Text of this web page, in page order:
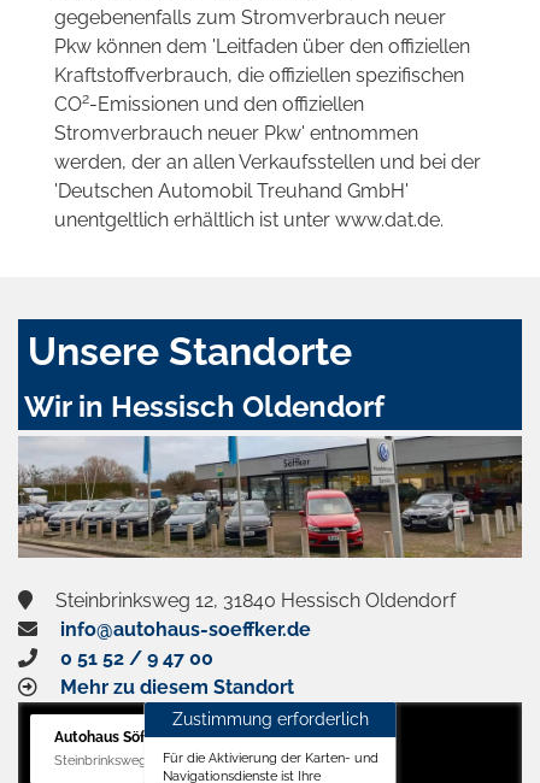
gegebenenfalls zum Stromverbrauch neuer
Pkw können dem 'Leitfaden über den offiziellen
Kraftstoffverbrauch, die offiziellen spezifischen
CO2-Emissionen und den offiziellen
Stromverbrauch neuer Pkw' entnommen
werden, der an allen Verkaufsstellen und bei der
'Deutschen Automobil Treuhand GmbH'
unentgeltlich erhältlich ist unter www.dat.de.
Unsere Standorte
Wir in Hessisch Oldendorf
Steinbrinksweg 12, 31840 Hessisch Oldendorf
info@autohaus-soeffker.de
0 51 52 / 9 47 00
Mehr zu diesem Standort
Autohaus Söffker GmbH
Steinbrinksweg 12, 31840 Hessisch Oldendorf
Zustimmung erforderlich
Für die Aktivierung der Karten- und
Navigationsdienste ist Ihre